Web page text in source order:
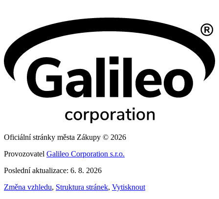
Oficiální stránky města Zákupy © 2026
Provozovatel Galileo Corporation s.r.o.
Poslední aktualizace: 6. 8. 2026
Změna vzhledu, Struktura stránek, Vytisknout